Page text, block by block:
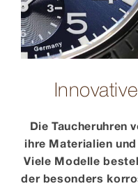
Die Taucheruhren
ihre Materialien
Viele Modelle
der besonders